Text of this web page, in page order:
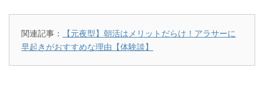
関連記事：
【元夜型】朝活はメリットだらけ！アラサーに
早起きがおすすめな理由【体験談】